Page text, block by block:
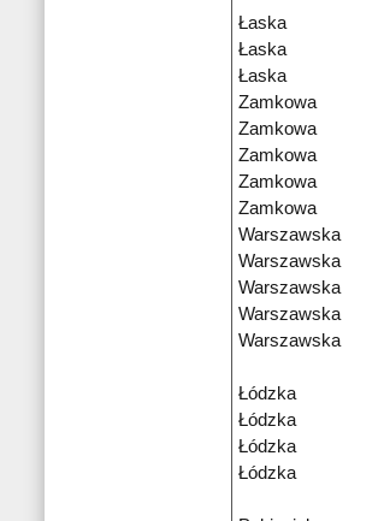
Łaska
Łaska
Łaska
Zamkowa
Zamkowa
Zamkowa
Zamkowa
Zamkowa
Warszawska
Warszawska
Warszawska
Warszawska
Warszawska
Łódzka
Łódzka
Łódzka
Łódzka